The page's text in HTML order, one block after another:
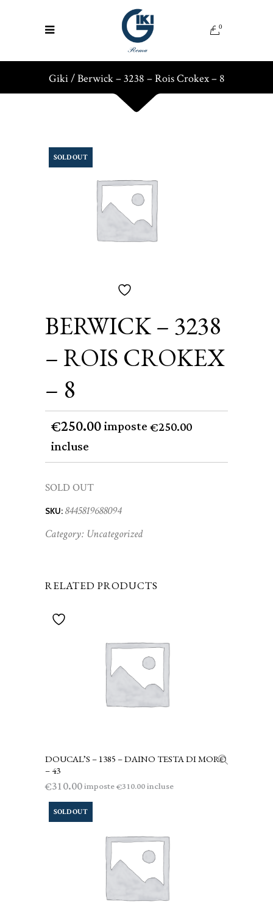
0
Giki/Berwick – 3238 – Rois Crokex – 8
SOLD OUT
BERWICK – 3238
– ROIS CROKEX
– 8
€250.00imposte€250.00
incluse
SOLD OUT
SKU: 8445819688094
Category: Uncategorized
RELATED PRODUCTS
AGGIUNGI AL CARRELLO
DOUCAL’S – 1385 – DAINO TESTA DI MORO
– 43
€310.00imposte€310.00incluse
SOLD OUT